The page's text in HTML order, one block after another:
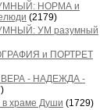
НОРМА и
(2179)
УМ разумный
и ПОРТРЕТ
ВЕРА - НАДЕЖДА -
храме Души (1729)